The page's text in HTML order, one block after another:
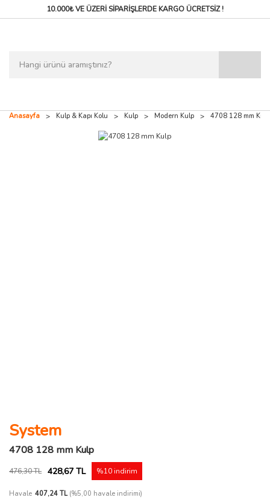
10.000₺ VE ÜZERİ SİPARİŞLERDEKARGO ÜCRETSİZ !
Anasayfa Kulp & Kapı Kolu Kulp Modern Kulp 4708 128 mm Kulp
System
4708 128 mm Kulp
476,30 TL 428,67 TL %10 indirim
Havale 407,24 TL(%5,00 havale indirimi)